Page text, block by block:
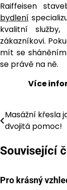
Raiffeisen
bydlení
kvalitní
zákazníkovi.
mít se
se právě na ně.
Více
Navigace
příspěvek
Masážní křesla
dvojitá pomoc!
Související
Pro krásný